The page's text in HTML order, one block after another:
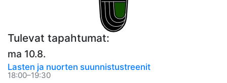
Tulevat tapahtumat:
ma 10.8.
Lasten ja nuorten suunnistustreenit
18:00–19:30